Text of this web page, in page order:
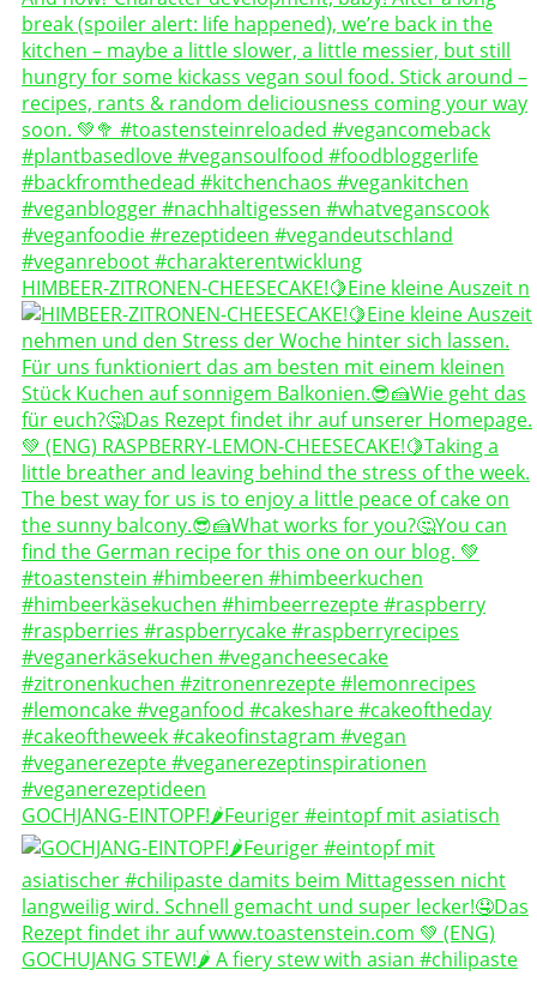
HIMBEER-ZITRONEN-CHEESECAKE!🍋Eine kleine Auszeit n
GOCHJANG-EINTOPF!🌶️Feuriger #eintopf mit asiatisch